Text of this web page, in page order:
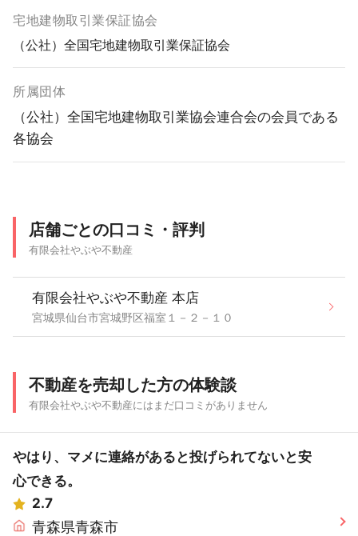
宅地建物取引業保証協会
（公社）全国宅地建物取引業保証協会
所属団体
（公社）全国宅地建物取引業協会連合会の会員である
各協会
店舗ごとの口コミ・評判
有限会社やぶや不動産
有限会社やぶや不動産 本店
宮城県仙台市宮城野区福室１－２－１０
不動産を売却した方の体験談
有限会社やぶや不動産にはまだ口コミがありません
やはり、マメに連絡があると投げられてないと安
心できる。
2.7
青森県青森市